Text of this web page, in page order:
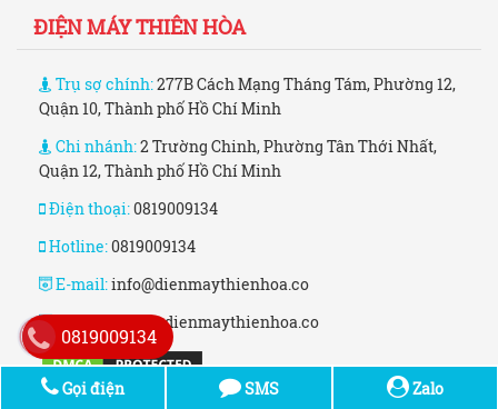
ĐIỆN MÁY THIÊN HÒA
Trụ sợ chính:277B Cách Mạng Tháng Tám, Phường 12,
Quận 10, Thành phố Hồ Chí Minh
Chi nhánh:2 Trường Chinh, Phường Tân Thới Nhất,
Quận 12, Thành phố Hồ Chí Minh
Điện thoại:0819009134
Hotline:0819009134
E-mail:info@dienmaythienhoa.co
Website:www.dienmaythienhoa.co
0819009134
Gọi điện SMS Zalo